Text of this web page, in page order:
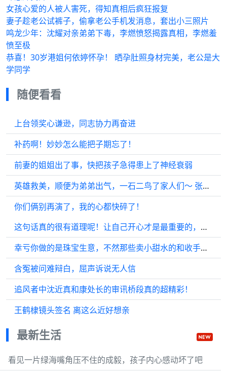
女孩心爱的人被人害死，得知真相后疯狂报复
妻子趁老公试裤子，偷拿老公手机发消息，套出小三照片
鸣龙少年：沈耀对亲弟弟下毒，李燃愤怒揭露真相，李燃羞
愤至极
恭喜！30岁港姐何依婷怀孕！ 晒孕肚照身材完美，老公是大
学同学
随便看看
上台领奖心谦逊，同志协力再奋进
补药啊！妙妙怎么能把子期忘了！
前妻的姐姐出了事，快把孩子急得患上了神经衰弱
英雄救美，顺便为弟弟出气，一石二鸟了家人们～ 张天阳 侯梦瑶
你们俩别再演了，我的心都快碎了！
这句话真的很有道理呢！让自己开心才是最重要的，别总纠结那些烦心事啦！
幸亏你做的是珠宝生意，不然那些卖小甜水的和收手机的都要愁眉苦脸了
含冤被问难辩白，屈声诉说无人信
追风者中沈近真和康处长的审讯桥段真的超精彩！
王鹤棣镜头签名 离这么近好想亲
最新生活
看见一片绿海嘴角压不住的成毅，孩子内心感动坏了吧